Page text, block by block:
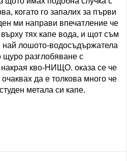
когато го запалих за първи
ми направи впечатление че
тях капе вода, и щот съм
лошото-водосъдържатела
щуро разглобяване с
кво-НИЩО. оказа се че
да е толкова много че
метала си капе.